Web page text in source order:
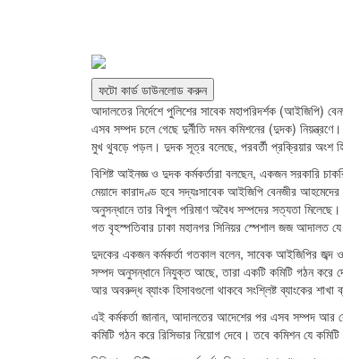
ফটো কার্ড ডাউনলোড করুন
আদালতের নির্দেশে পুলিশের সাবেক মহাপরিদর্শক (আইজিপি)
এসব সম্পদ চলে গেছে দুর্নীতি দমন কমিশনের (দুদক)
মুখ থুবড়ে পড়ল। দুদক সূত্র বলেছে, পরবর্তী প্রক্রিয়ার অংশ
বিশিষ্ট আইনজ্ঞ ও দুদক কর্মকর্তারা বলছেন, একজন সরকারি
মেয়াদে কারাদণ্ড হবে সদ্যঃসাবেক আইজিপি বেনজীর
অনুসন্ধানে তার বিপুল পরিমাণ অবৈধ সম্পদের সত্যতা মিলেছে।
গত বৃহস্পতিবার ঢাকা মহানগর সিনিয়র স্পেশাল জজ আদালত
দুদকের একজন কর্মকর্তা গতকাল বলেন, সাবেক আইজিপির
সম্পদ অনুসন্ধানে নিযুক্ত আছে, তারা একটি কমিটি গঠন করে
আর অবরুদ্ধ ব্যাংক হিসাবগুলো থাকবে সংশ্লিষ্ট ব্যাংকের শাখা
এই কর্মকর্তা জানান, আদালতের আদেশের পর এসব সম্পদ আর
কমিটি গঠন করে রিসিভার নিয়োগ দেবে। তবে কমিশন যে